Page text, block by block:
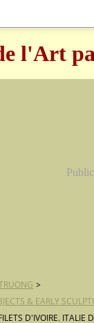
l'Art
>
& EARLY
D'IVOIRE. ITALIE